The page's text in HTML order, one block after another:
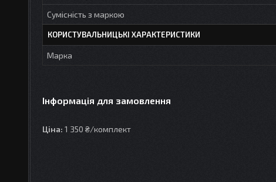
Сумісність з маркою
КОРИСТУВАЛЬНИЦЬКІ ХАРАКТЕРИСТИКИ
Марка
Інформація для замовлення
Ціна: 1 350 ₴/комплект